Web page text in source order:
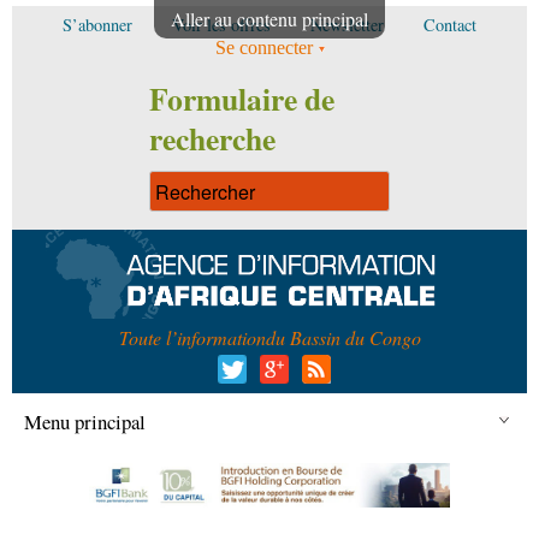
Aller au contenu principal
S’abonner Voir les offres Newsletter Contact
Se connecter
Formulaire de
recherche
Toute l’informationdu Bassin du Congo
Menu principal